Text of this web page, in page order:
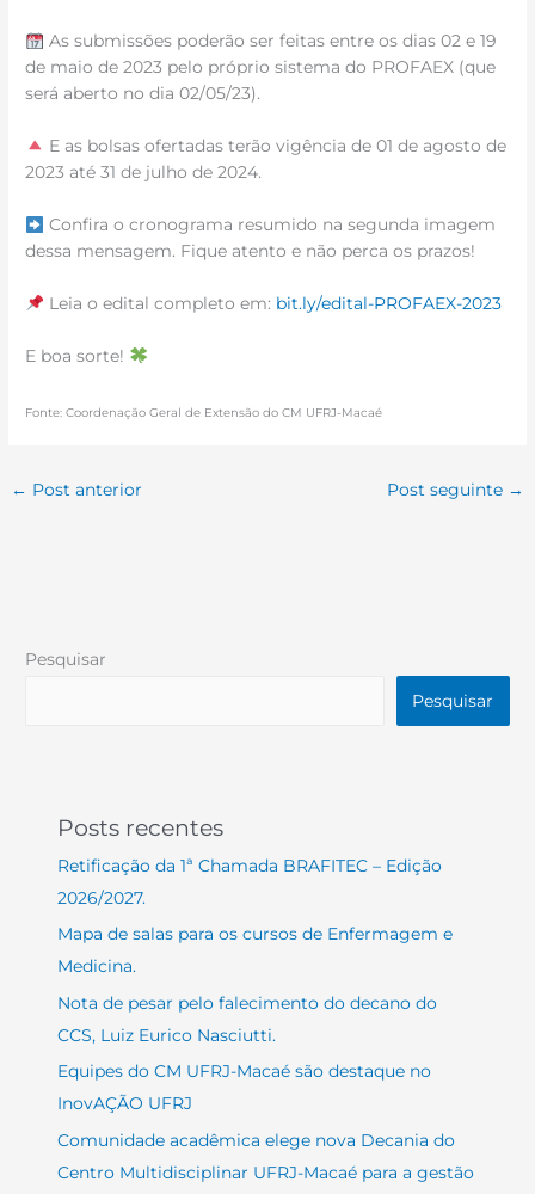
As submissões poderão ser feitas entre os dias 02 e 19
de maio de 2023 pelo próprio sistema do PROFAEX (que
será aberto no dia 02/05/23).
E as bolsas ofertadas terão vigência de 01 de agosto de
2023 até 31 de julho de 2024.
Confira o cronograma resumido na segunda imagem
dessa mensagem. Fique atento e não perca os prazos!
Leia o edital completo em: bit.ly/edital-PROFAEX-2023
E boa sorte!
Fonte: Coordenação Geral de Extensão do CM UFRJ-Macaé
← Post anterior Post seguinte →
Pesquisar
Pesquisar
Posts recentes
Retificação da 1ª Chamada BRAFITEC – Edição
2026/2027.
Mapa de salas para os cursos de Enfermagem e
Medicina.
Nota de pesar pelo falecimento do decano do
CCS, Luiz Eurico Nasciutti.
Equipes do CM UFRJ-Macaé são destaque no
InovAÇÃO UFRJ
Comunidade acadêmica elege nova Decania do
Centro Multidisciplinar UFRJ-Macaé para a gestão